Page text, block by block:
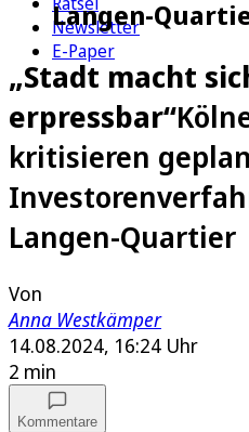
Newsletter
E-Paper
Langen-
„Stadt macht
erpressbar“
kritisieren
Langen-Quartier
Von
Anna Westkämper
14.08.2024, 16:24 Uhr
2 min
Kommentare